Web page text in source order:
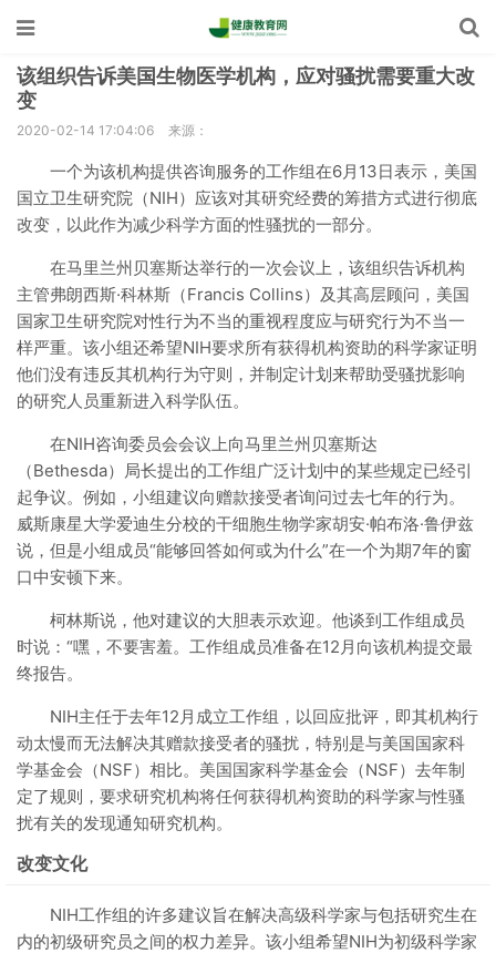
该组织告诉美国生物医学机构，应对骚扰需要重大改
变
2020-02-14 17:04:06 来源：
一个为该机构提供咨询服务的工作组在6月13日表示，美国
国立卫生研究院（NIH）应该对其研究经费的筹措方式进行彻底
改变，以此作为减少科学方面的性骚扰的一部分。
在马里兰州贝塞斯达举行的一次会议上，该组织告诉机构
主管弗朗西斯·科林斯（Francis Collins）及其高层顾问，美国
国家卫生研究院对性行为不当的重视程度应与研究行为不当一
样严重。该小组还希望NIH要求所有获得机构资助的科学家证明
他们没有违反其机构行为守则，并制定计划来帮助受骚扰影响
的研究人员重新进入科学队伍。
在NIH咨询委员会会议上向马里兰州贝塞斯达
（Bethesda）局长提出的工作组广泛计划中的某些规定已经引
起争议。例如，小组建议向赠款接受者询问过去七年的行为。
威斯康星大学爱迪生分校的干细胞生物学家胡安·帕布洛·鲁伊兹
说，但是小组成员“能够回答如何或为什么”在一个为期7年的窗
口中安顿下来。
柯林斯说，他对建议的大胆表示欢迎。他谈到工作组成员
时说：“嘿，不要害羞。工作组成员准备在12月向该机构提交最
终报告。
NIH主任于去年12月成立工作组，以回应批评，即其机构行
动太慢而无法解决其赠款接受者的骚扰，特别是与美国国家科
学基金会（NSF）相比。美国国家科学基金会（NSF）去年制
定了规则，要求研究机构将任何获得机构资助的科学家与性骚
扰有关的发现通知研究机构。
改变文化
NIH工作组的许多建议旨在解决高级科学家与包括研究生在
内的初级研究员之间的权力差异。该小组希望NIH为初级科学家